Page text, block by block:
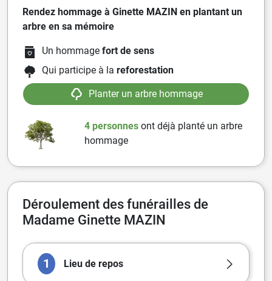
Rendez hommage à Ginette MAZIN en plantant un
arbre en sa mémoire
Un hommage fort de sens
Qui participe à la reforestation
Planter un arbre hommage
4 personnes ont déjà planté un arbre
hommage
Déroulement des funérailles de
Madame Ginette MAZIN
1 Lieu de repos